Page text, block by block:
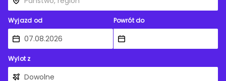
Wyjazd od Powrót do
Wylot z